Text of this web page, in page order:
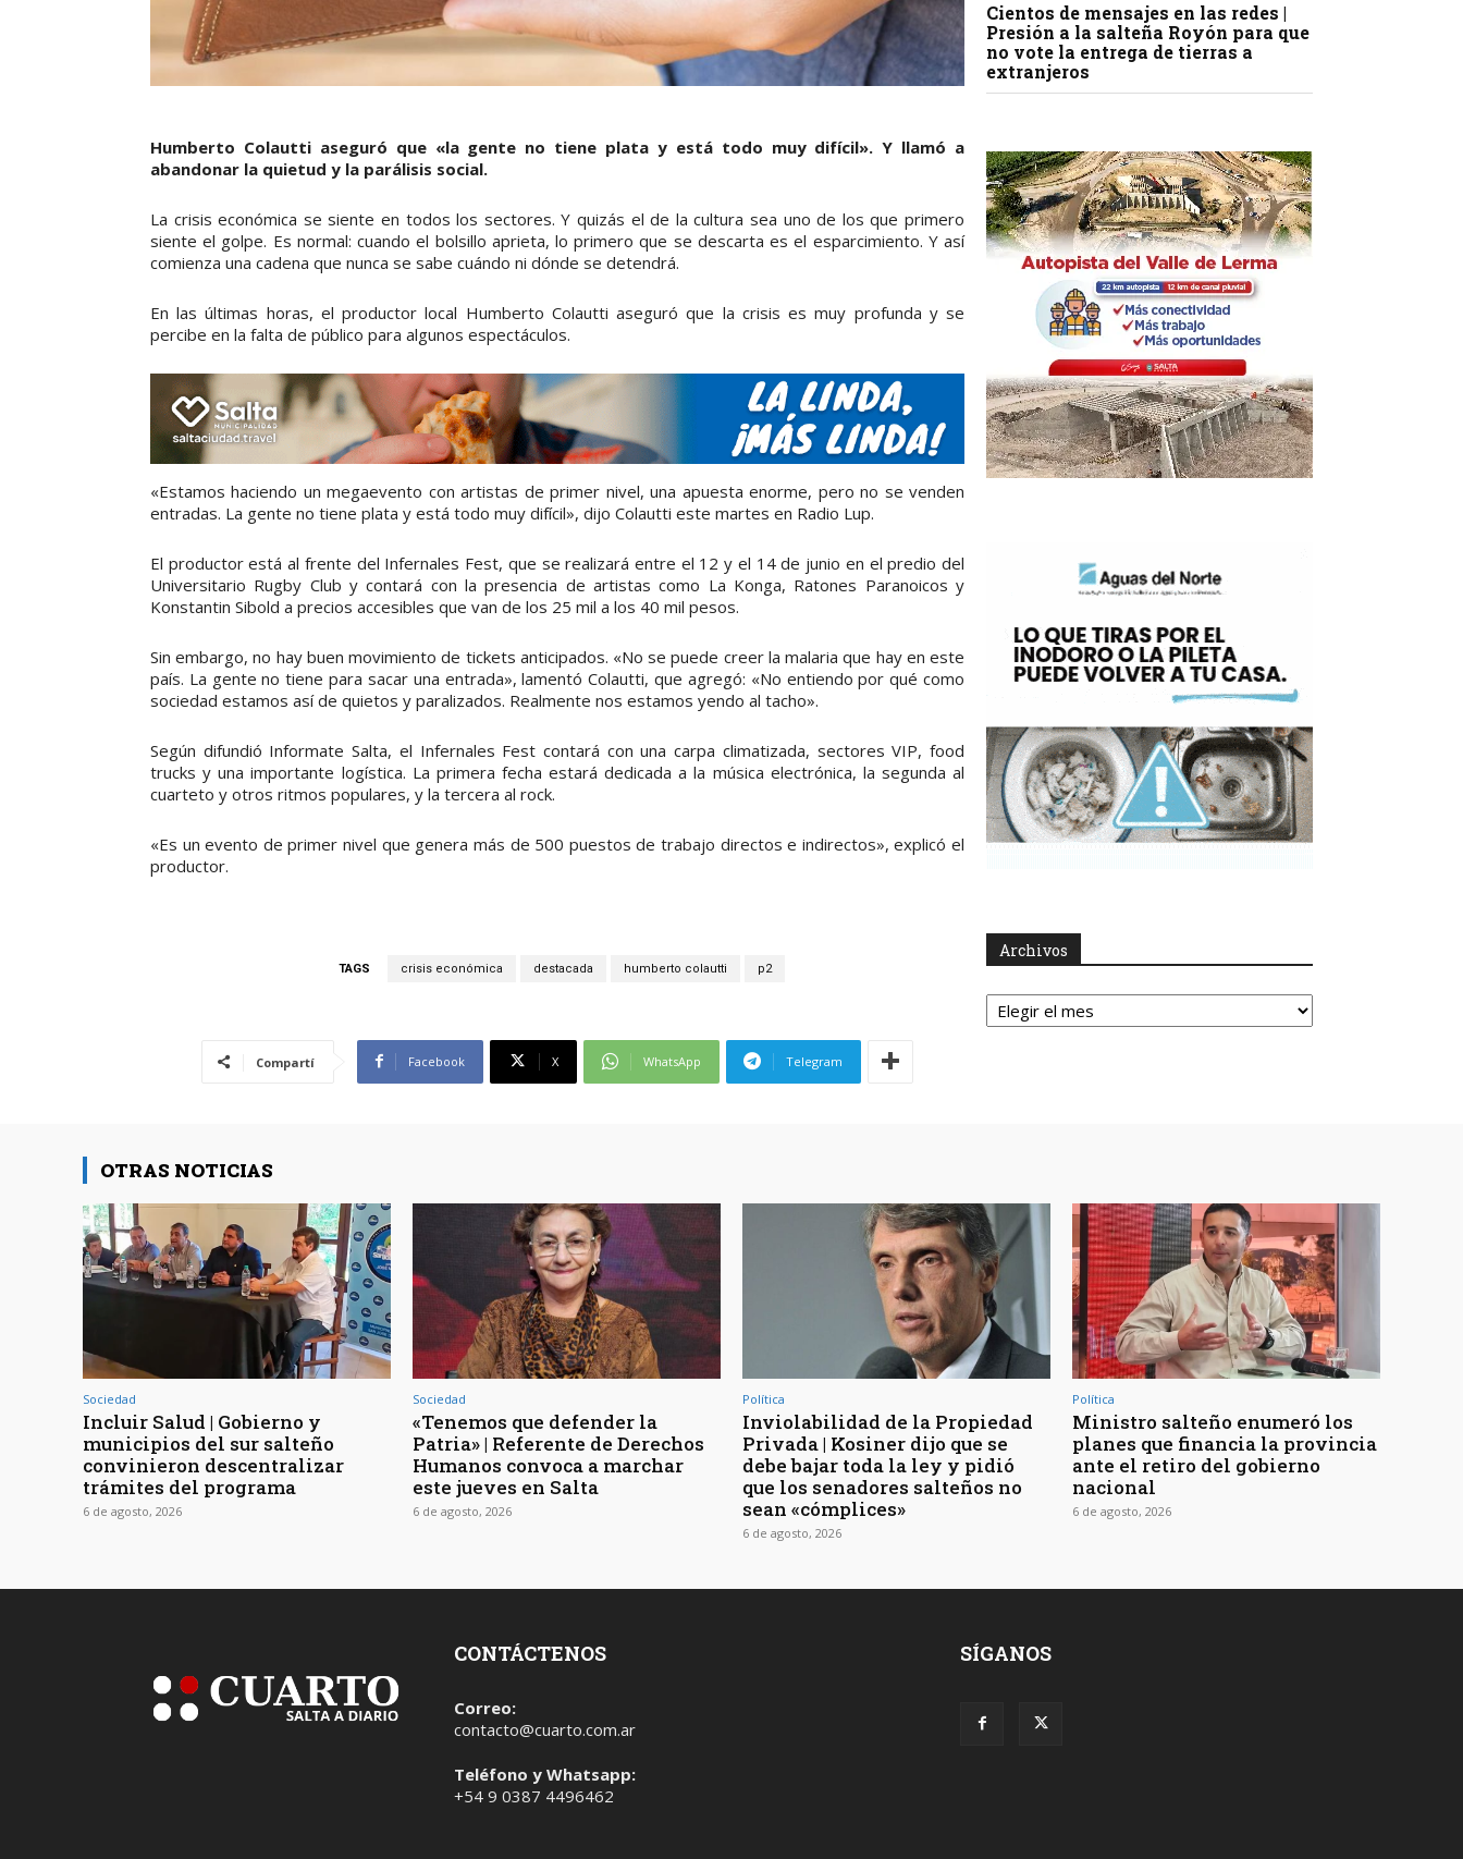
Humberto Colautti aseguró que «la gente no tiene plata y está todo muy difícil». Y llamó a
abandonar la quietud y la parálisis social.
La crisis económica se siente en todos los sectores. Y quizás el de la cultura sea uno de los que primero
siente el golpe. Es normal: cuando el bolsillo aprieta, lo primero que se descarta es el esparcimiento. Y así
comienza una cadena que nunca se sabe cuándo ni dónde se detendrá.
En las últimas horas, el productor local Humberto Colautti aseguró que la crisis es muy profunda y se
percibe en la falta de público para algunos espectáculos.
«Estamos haciendo un megaevento con artistas de primer nivel, una apuesta enorme, pero no se venden
entradas. La gente no tiene plata y está todo muy difícil», dijo Colautti este martes en Radio Lup.
El productor está al frente del Infernales Fest, que se realizará entre el 12 y el 14 de junio en el predio del
Universitario Rugby Club y contará con la presencia de artistas como La Konga, Ratones Paranoicos y
Konstantin Sibold a precios accesibles que van de los 25 mil a los 40 mil pesos.
Sin embargo, no hay buen movimiento de tickets anticipados. «No se puede creer la malaria que hay en este
país. La gente no tiene para sacar una entrada», lamentó Colautti, que agregó: «No entiendo por qué como
sociedad estamos así de quietos y paralizados. Realmente nos estamos yendo al tacho».
Según difundió Informate Salta, el Infernales Fest contará con una carpa climatizada, sectores VIP, food
trucks y una importante logística. La primera fecha estará dedicada a la música electrónica, la segunda al
cuarteto y otros ritmos populares, y la tercera al rock.
«Es un evento de primer nivel que genera más de 500 puestos de trabajo directos e indirectos», explicó el
productor.
TAGS crisis económica destacada humberto colautti p2
Compartí Facebook X WhatsApp Telegram
Cientos de mensajes en las redes |
Presión a la salteña Royón para que
no vote la entrega de tierras a
extranjeros
Archivos
Archivos
OTRAS NOTICIAS
Sociedad
Incluir Salud | Gobierno y
municipios del sur salteño
convinieron descentralizar
trámites del programa
6 de agosto, 2026
Sociedad
«Tenemos que defender la
Patria» | Referente de Derechos
Humanos convoca a marchar
este jueves en Salta
6 de agosto, 2026
Política
Inviolabilidad de la Propiedad
Privada | Kosiner dijo que se
debe bajar toda la ley y pidió
que los senadores salteños no
sean «cómplices»
6 de agosto, 2026
Política
Ministro salteño enumeró los
planes que financia la provincia
ante el retiro del gobierno
nacional
6 de agosto, 2026
CONTÁCTENOS
Correo:
contacto@cuarto.com.ar
Teléfono y Whatsapp:
+54 9 0387 4496462
SÍGANOS